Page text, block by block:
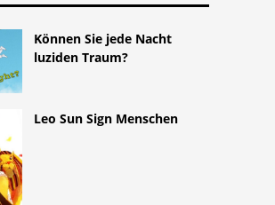
Können Sie jede Nacht
luziden Traum?
Leo Sun Sign Menschen